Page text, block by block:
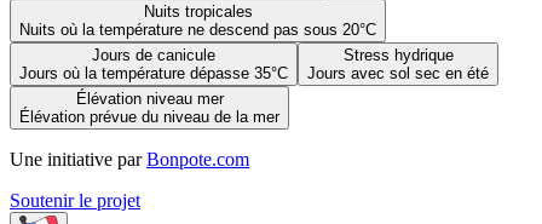
Nuits tropicales
Nuits où la température ne descend pas sous 20°C
Jours de canicule
Jours où la température dépasse 35°C
Stress hydrique
Jours avec sol sec en été
Élévation niveau mer
Élévation prévue du niveau de la mer
Une initiative par Bonpote.com
Soutenir le projet